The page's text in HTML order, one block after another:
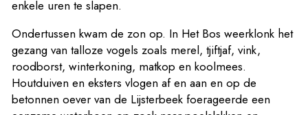
enkele uren te slapen.
Ondertussen kwam de zon op. In Het Bos weerklonk het
gezang van talloze vogels zoals merel, tjiftjaf, vink,
roodborst, winterkoning, matkop en koolmees.
Houtduiven en eksters vlogen af en aan en op de
betonnen oever van de Lijsterbeek foerageerde een